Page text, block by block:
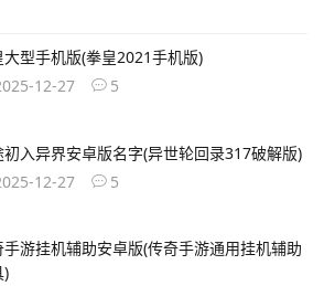
大型手机版(拳皇2021手机版)
12-27
5
初入异界安卓版名字(异世轮回录317破解版)
12-27
5
手游挂机辅助安卓版(传奇手游通用挂机辅助
)